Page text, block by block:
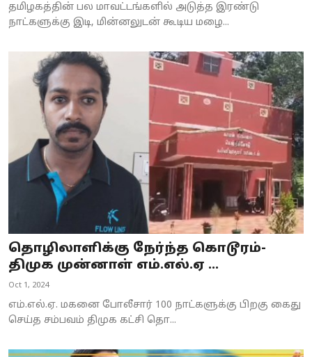
தமிழகத்தின் பல மாவட்டங்களில் அடுத்த இரண்டு
நாட்களுக்கு இடி, மின்னலுடன் கூடிய மழை...
தொழிலாளிக்கு நேர்ந்த கொடூரம்-
திமுக முன்னாள் எம்.எல்.ஏ ...
Oct 1, 2024
எம்.எல்.ஏ. மகனை போலீசார் 100 நாட்களுக்கு பிறகு கைது
செய்த சம்பவம் திமுக கட்சி தொ...